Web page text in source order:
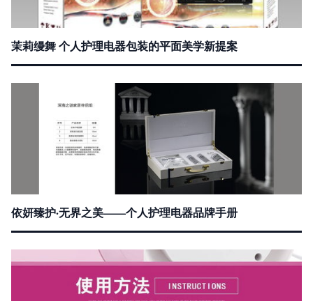
茉莉缦舞 个人护理电器包装的平面美学新提案
依妍臻护·无界之美——个人护理电器品牌手册